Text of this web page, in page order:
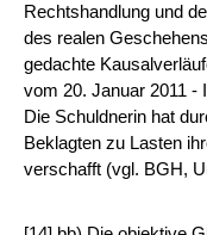
Rechtshandlung und
des realen
gedachte
vom 20. Januar 2011 -
Die Schuldnerin hat
Beklagten zu Lasten
verschafft (vgl. BGH,